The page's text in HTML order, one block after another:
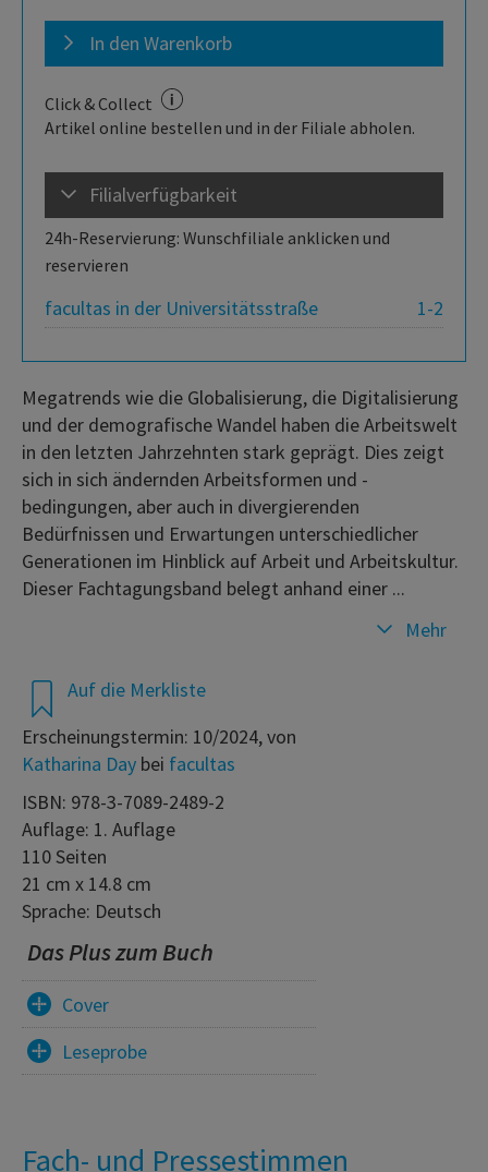
In den Warenkorb
Click & Collect
Artikel online bestellen und in der Filiale abholen.
Filialverfügbarkeit
24h-Reservierung: Wunschfiliale anklicken und
reservieren
1-2
facultas in der Universitätsstraße
Auf die Merkliste
Erscheinungstermin: 10/2024, von
Katharina Day bei facultas
ISBN: 978-3-7089-2489-2
Auflage: 1. Auflage
110 Seiten
21 cm x 14.8 cm
Sprache: Deutsch
Das Plus zum Buch
Cover
Leseprobe
Megatrends wie die Globalisierung, die Digitalisierung
und der demografische Wandel haben die Arbeitswelt
in den letzten Jahrzehnten stark geprägt. Dies zeigt
sich in sich ändernden Arbeitsformen und -
bedingungen, aber auch in divergierenden
Bedürfnissen und Erwartungen unterschiedlicher
Generationen im Hinblick auf Arbeit und Arbeitskultur.
Dieser Fachtagungsband belegt anhand einer ...
Mehr
Fach- und Pressestimmen